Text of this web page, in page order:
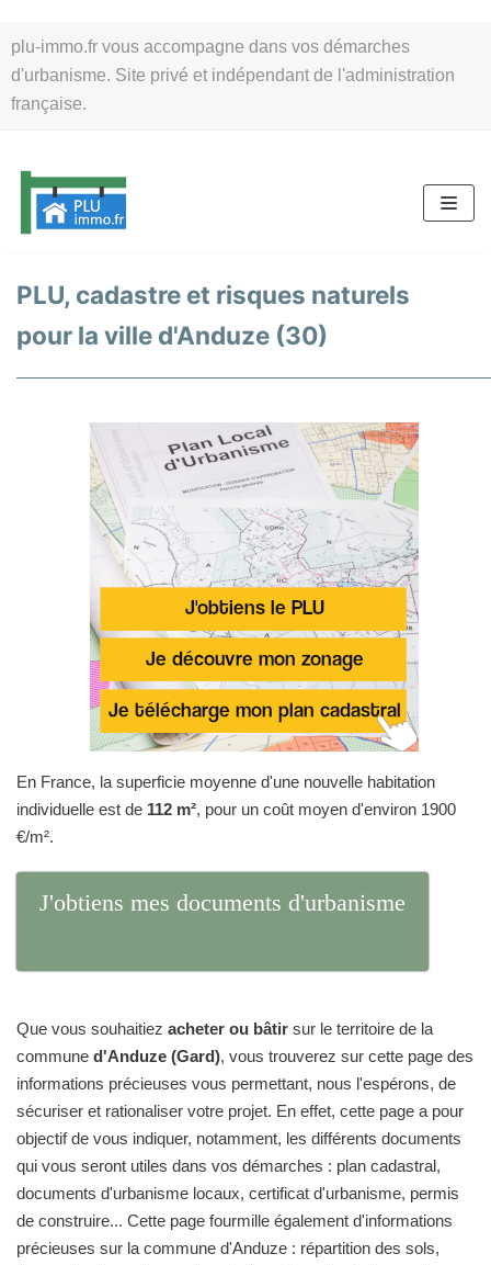
plu-immo.fr vous accompagne dans vos démarches
d'urbanisme. Site privé et indépendant de l'administration
française.
au
contenu
PLU, cadastre et risques naturels
pour la ville d'Anduze (30)
En France, la superficie moyenne d'une nouvelle habitation
individuelle est de 112 m², pour un coût moyen d'environ 1900
€/m².
J'obtiens mes documents d'urbanisme
Que vous souhaitiez acheter ou bâtir sur le territoire de la
commune d'Anduze (Gard), vous trouverez sur cette page des
informations précieuses vous permettant, nous l'espérons, de
sécuriser et rationaliser votre projet. En effet, cette page a pour
objectif de vous indiquer, notamment, les différents documents
qui vous seront utiles dans vos démarches : plan cadastral,
documents d'urbanisme locaux, certificat d'urbanisme, permis
de construire... Cette page fourmille également d'informations
précieuses sur la commune d'Anduze : répartition des sols,